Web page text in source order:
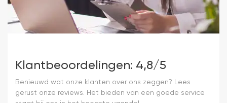
Klantbeoordelingen: 4,8/5
Benieuwd wat onze klanten over ons zeggen? Lees
gerust onze reviews. Het bieden van een goede service